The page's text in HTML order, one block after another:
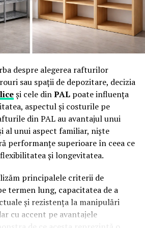
anvelopelor nu doar că nu este un
inteligentă de economisire fără
de la siguranță.
175/65 R14 – Cum să Alegi
Mașina Ta
Plus de Stil și Performanță pe
real pentru cei care au cea mai
haină, o speranță” crește cu
cu impact real.
România pentru susținerea
500–550 mAh;
până la 600 de pufuri;
în categoria dispozitivelor
utilizare limitată.
de simplă:
activează automat;
rezistența;
și transformat în aerosol;
despre alegerea rafturilor
sau spații de depozitare, decizia
și cele dinPALpoate influența
aspectul și costurile pe
din PAL au avantajul unui
al unui aspect familiar, nişte
performanțe superioare în ceea ce
și longevitatea.
principalele criterii de
termen lung, capacitatea de a
și rezistența la manipulări
cu accent pe avantajele